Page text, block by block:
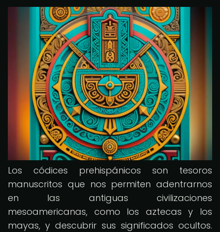
Los códices prehispánicos son tesoros
manuscritos que nos permiten adentrarnos
en las antiguas civilizaciones
mesoamericanas, como los aztecas y los
mayas, y descubrir sus significados ocultos.